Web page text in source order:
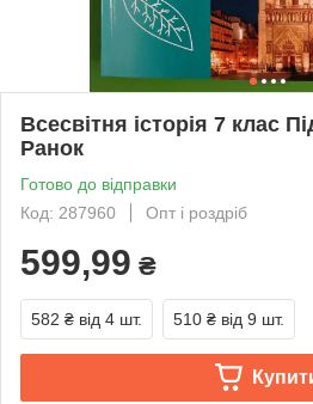
Всесвітня історія 7 клас
Ранок
Готово до відправки
Код: 287960
Опт і роздріб
599,99 ₴
582 ₴ від 4 шт. 510 ₴ від 9 шт.